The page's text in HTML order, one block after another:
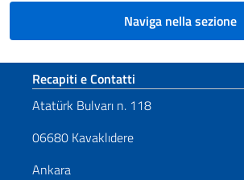
Naviga nella sezione
Sezione footer
Recapiti e Contatti
Atatürk Bulvarı n. 118
06680 Kavaklıdere
Ankara